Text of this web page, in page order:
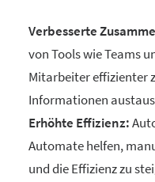
Verbesserte
von Tools wie Teams
Mitarbeiter effizienter
Informationen
Erhöhte Effizienz:
Automate helfen,
und die Effizienz zu